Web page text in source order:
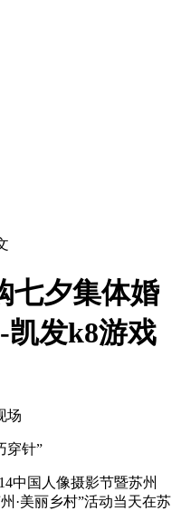
七夕集体婚
凯发k8游戏
场
穿针”
中国人像摄影节暨苏州
·美丽乡村”活动当天在苏